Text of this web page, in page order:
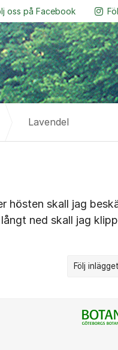
oss på Facebook
Lavendel
hösten skall jag
ned skall jag
Följ inlägget